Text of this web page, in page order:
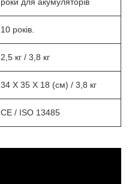
10 років.
2,5 кг / 3,8 кг
34 X 35 X 18 (см) / 3,8 кг
CE / ISO 13485